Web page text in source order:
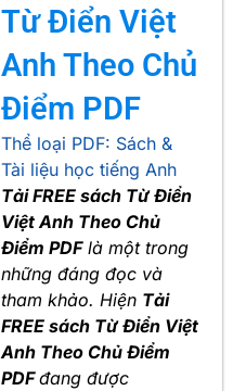
Từ Điển Việt
Anh Theo Chủ
Điểm PDF
Thể loại PDF: Sách &
Tài liệu học tiếng Anh
Tải FREE sách Từ Điển
Việt Anh Theo Chủ
Điểm PDFlà một trong
những đáng đọc và
tham khảo. Hiện Tải
FREE sách Từ Điển Việt
Anh Theo Chủ Điểm
PDFđang được